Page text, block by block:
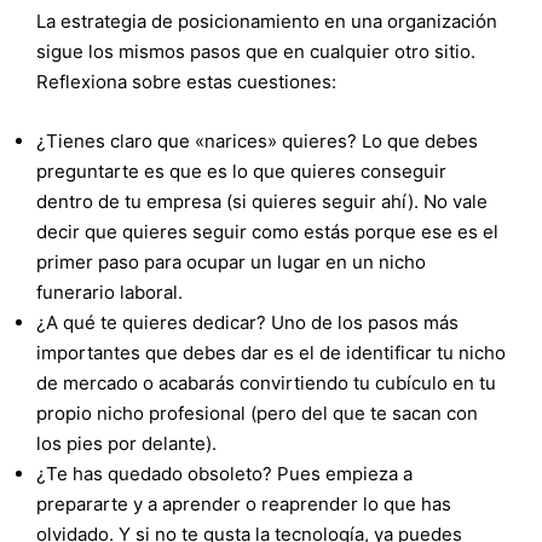
La estrategia de posicionamiento en una organización
sigue los mismos pasos que en cualquier otro sitio.
Reflexiona sobre estas cuestiones:
¿Tienes claro que «narices» quieres? Lo que debes
preguntarte es que es lo que quieres conseguir
dentro de tu empresa (si quieres seguir ahí). No vale
decir que quieres seguir como estás porque ese es el
primer paso para ocupar un lugar en un nicho
funerario laboral.
¿A qué te quieres dedicar? Uno de los pasos más
importantes que debes dar es el de identificar tu nicho
de mercado o acabarás convirtiendo tu cubículo en tu
propio nicho profesional (pero del que te sacan con
los pies por delante).
¿Te has quedado obsoleto? Pues empieza a
prepararte y a aprender o reaprender lo que has
olvidado. Y si no te gusta la tecnología, ya puedes